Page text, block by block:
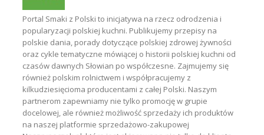
Portal Smaki z Polski to inicjatywa na rzecz odrodzenia i
popularyzacji polskiej kuchni. Publikujemy przepisy na
polskie dania, porady dotyczące polskiej zdrowej żywności
oraz cykle tematyczne mówiącej o historii polskiej kuchni od
czasów dawnych Słowian po współczesne. Zajmujemy się
również polskim rolnictwem i współpracujemy z
kilkudziesięcioma producentami z całej Polski. Naszym
partnerom zapewniamy nie tylko promocję w grupie
docelowej, ale również możliwość sprzedaży ich produktów
na naszej platformie sprzedażowo-zakupowej